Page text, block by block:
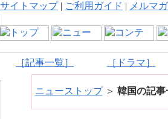
サイトマップ| ご利用ガイド | メルマ
［記事一覧］ ［ドラマ］
ニューストップ＞ 韓国の記事